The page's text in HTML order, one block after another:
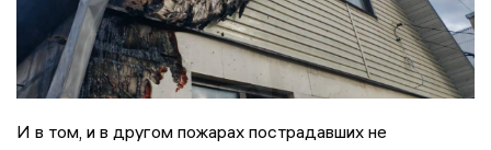
И в том, и в другом пожарах пострадавших не